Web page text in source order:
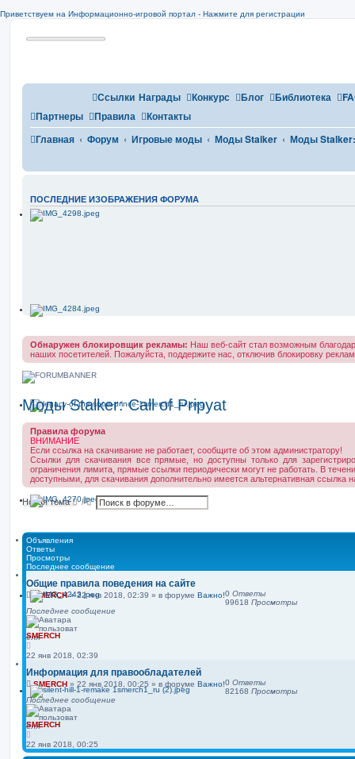
Приветствуем на Информационно-игровой портал - Нажмите для регистрации
Ссылки Награды Конкурс Блог Библиотека
Партнеры
Правила
Контакты
Главная
Форум Игровые моды Моды Stalker Моды
ПОСЛЕДНИЕ ИЗОБРАЖЕНИЯ ФОРУМА
Обнаружен блокировщик рекламы: Наш веб-сайт стал возможным
наших посетителей. Пожалуйста, поддержите нас, отключив блокировку
Моды Stalker: Call of Pripyat
Правила форума
ВНИМАНИЕ
Если ссылка на скачивание не работает, сообщите об этом администратору!
Ссылки для скачивания все прямые, но доступны только для
ограничения лимита, прямые ссылки периодически могут не работать. В
доступными, для скачивания дополнительно имеется альтернативная ссылка
Новая тема
ПР
н
ы
й
о
Объявления
Ответы
Просмотры
Последнее сообщение
Общие правила поведения на сайте
SMERCH»22 янв 2018, 02:39 » в форуме Важно!0 Ответы
99618 Просмотры
Последнее сообщение
SMERCH
22 янв 2018, 02:39
Информация для правообладателей
SMERCH » 22 янв 2018, 00:25 » в форуме Важно!0 Ответы
82168 Просмотры
Последнее сообщение
SMERCH
22 янв 2018, 00:25